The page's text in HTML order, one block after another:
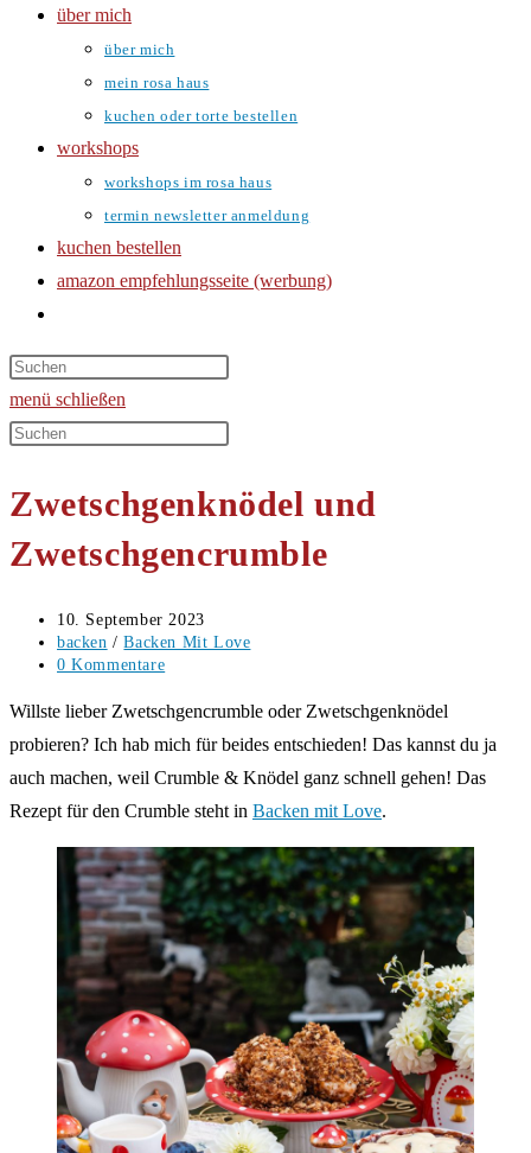
über mich
über mich
mein rosa haus
kuchen oder torte bestellen
workshops
workshops im rosa haus
termin newsletter anmeldung
kuchen bestellen
amazon empfehlungsseite (werbung)
umschalten
menü schließen
Diese
durchsuchen
Zwetschgenknödel und
Zwetschgencrumble
Beitrag
veröffentlicht:
10. September 2023
Beitrags-
Kategorie:
backen / Backen Mit Love
Beitrags-
0 Kommentare
Willste lieber Zwetschgencrumble oder Zwetschgenknödel
probieren? Ich hab mich für beides entschieden! Das kannst du ja
auch machen, weil Crumble & Knödel ganz schnell gehen! Das
Rezept für den Crumble steht in Backen mit Love.